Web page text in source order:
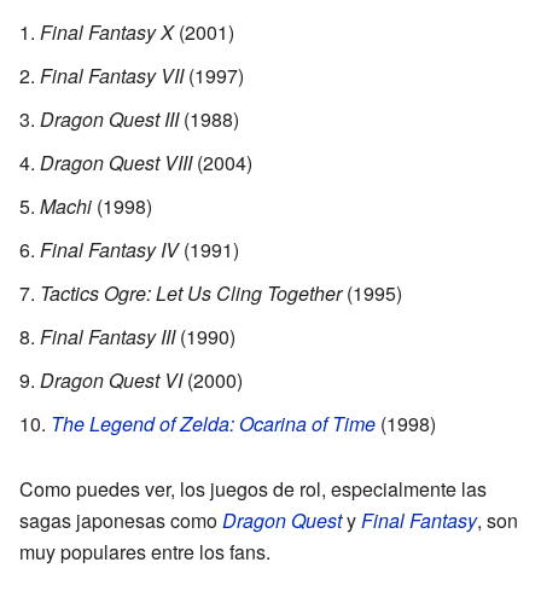
Final Fantasy X(2001)
Final Fantasy VII(1997)
Dragon Quest III(1988)
Dragon Quest VIII(2004)
Machi (1998)
Final Fantasy IV(1991)
Tactics Ogre: Let Us Cling Together(1995)
Final Fantasy III(1990)
Dragon Quest VI(2000)
The Legend of Zelda: Ocarina of Time (1998)
Como puedes ver, los juegos de rol, especialmente las
sagas japonesas comoDragon QuestyFinal Fantasy, son
muy populares entre los fans.